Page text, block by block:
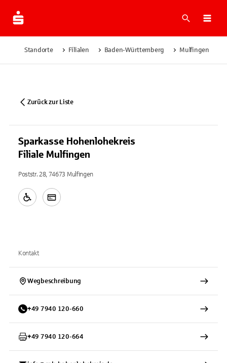
Suche
Standorte Filialen Baden-Württemberg Mulfingen
Zurück zur Liste
Sparkasse Hohenlohekreis
Filiale Mulfingen
Poststr. 28, 74673 Mulfingen
Kontakt
Wegbeschreibung
+49 7940 120-660
+49 7940 120-664